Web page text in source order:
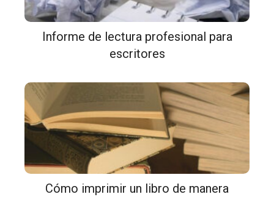
Informe de lectura profesional para
escritores
Cómo imprimir un libro de manera